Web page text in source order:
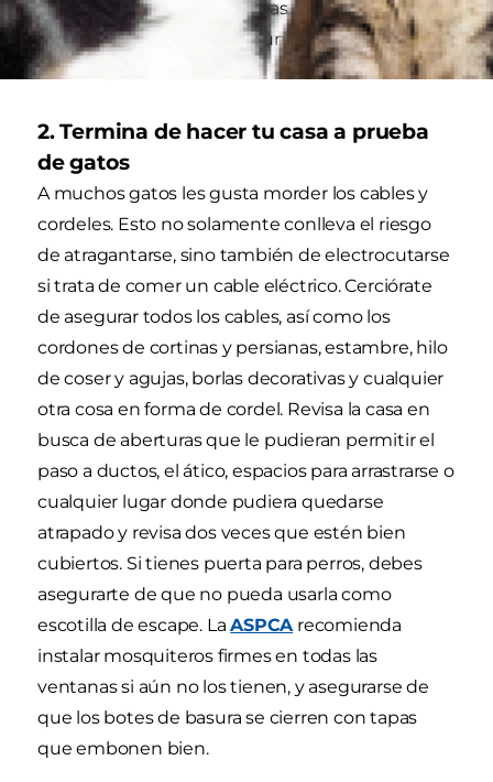
plantas, es mejor reubicar las plantas y flores de
modo que no tenga oportunidad de
mordisquearlas.
2. Termina de hacer tu casa a prueba
de gatos
A muchos gatos les gusta morder los cables y
cordeles. Esto no solamente conlleva el riesgo
de atragantarse, sino también de electrocutarse
si trata de comer un cable eléctrico. Cerciórate
de asegurar todos los cables, así como los
cordones de cortinas y persianas, estambre, hilo
de coser y agujas, borlas decorativas y cualquier
otra cosa en forma de cordel. Revisa la casa en
busca de aberturas que le pudieran permitir el
paso a ductos, el ático, espacios para arrastrarse o
cualquier lugar donde pudiera quedarse
atrapado y revisa dos veces que estén bien
cubiertos. Si tienes puerta para perros, debes
asegurarte de que no pueda usarla como
escotilla de escape. LaASPCArecomienda
instalar mosquiteros firmes en todas las
ventanas si aún no los tienen, y asegurarse de
que los botes de basura se cierren con tapas
que embonen bien.